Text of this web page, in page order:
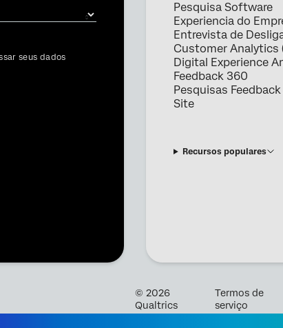
seus dados
Pesquisa Software
Experiencia do
Entrevista de
Customer Analytics
Digital Experience
Feedback 360
Pesquisas
Site
Recursos populares
© 2026
Qualtrics
Termos de
serviço